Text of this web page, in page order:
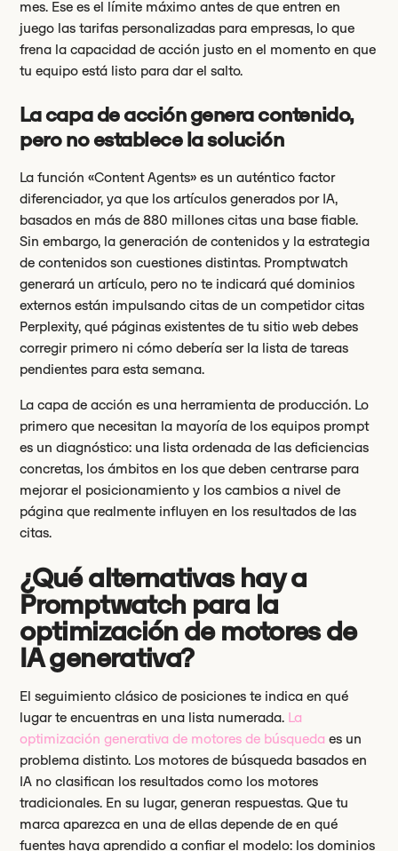
mes. Ese es el límite máximo antes de que entren en
juego las tarifas personalizadas para empresas, lo que
frena la capacidad de acción justo en el momento en que
tu equipo está listo para dar el salto.
La capa de acción genera contenido,
pero no establece la solución
La función «Content Agents» es un auténtico factor
diferenciador, ya que los artículos generados por IA,
basados en más de 880 millones citas una base fiable.
Sin embargo, la generación de contenidos y la estrategia
de contenidos son cuestiones distintas. Promptwatch
generará un artículo, pero no te indicará qué dominios
externos están impulsando citas de un competidor citas
Perplexity, qué páginas existentes de tu sitio web debes
corregir primero ni cómo debería ser la lista de tareas
pendientes para esta semana.
La capa de acción es una herramienta de producción. Lo
primero que necesitan la mayoría de los equipos prompt
es un diagnóstico: una lista ordenada de las deficiencias
concretas, los ámbitos en los que deben centrarse para
mejorar el posicionamiento y los cambios a nivel de
página que realmente influyen en los resultados de las
citas.
¿Qué alternativas hay a
Promptwatch para la
optimización de motores de
IA generativa?
El seguimiento clásico de posiciones te indica en qué
lugar te encuentras en una lista numerada. La
optimización generativa de motores de búsqueda es un
problema distinto. Los motores de búsqueda basados en
IA no clasifican los resultados como los motores
tradicionales. En su lugar, generan respuestas. Que tu
marca aparezca en una de ellas depende de en qué
fuentes haya aprendido a confiar el modelo: los dominios